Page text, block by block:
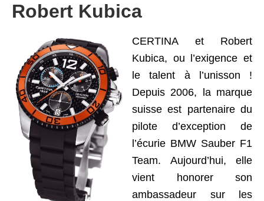
Robert Kubica
CERTINA et Robert
Kubica, ou l’exigence et
le talent à l’unisson !
Depuis 2006, la marque
suisse est partenaire du
pilote d’exception de
l’écurie BMW Sauber F1
Team. Aujourd’hui, elle
vient honorer son
ambassadeur sur les